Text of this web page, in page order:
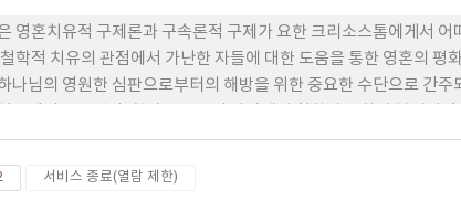
하도록 격려하거나 이에서 한 걸음 더 나아가 그들에게 농장을 이
와드맨을 돕기 위하여 하와이를 방문한 재한 감리교 선교사 아
을 담보하도록 ‘모범적 소수민족’(Model Minority) 담론을 펼
적별 업종의 차별, 잔인한 대우 등으로 인하여 빈곤과 곤경에서
부를 넘어 태평양과 동아시아로 진출하여 소위 ‘백인의 짐’
부는 주한 미국 공사와 선교사들의 강하고 지속적인 도움과 더불
영혼치유적 구제론과 구속론적 구제가 요한 크리소스톰에게서
학적 치유의 관점에서 가난한 자들에 대한 도움을 통한 영혼의 평
나님의 영원한 심판으로부터의 해방을 위한 중요한 수단으로 간
음 설교를 면밀히 분석하여 이 두 전통들이 그의 구원론과 구속적
학자들과 연설가들의 이상을 대체하는 새로운 기독교적 치유론이
과에 대한 철학적인 개념이 기독 교적인 죄와 심판의 틀 속에서 흡
서비스 종료(열람 제한)